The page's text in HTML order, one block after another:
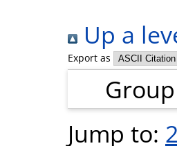
Up a
Export as
Jump to: